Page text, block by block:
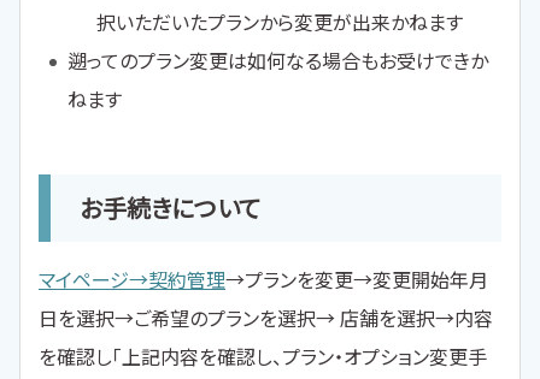
択いただいたプランから変更が出来かねます
遡ってのプラン変更は如何なる場合もお受けできか
ねます
お手続きについて
マイページ→契約管理→プランを変更→変更開始年月
日を選択→ご希望のプランを選択→ 店舗を選択→内容
を確認し「上記内容を確認し、プラン・オプション変更手